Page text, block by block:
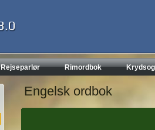
Rejseparlør Rimordbok
Engelsk ordbok